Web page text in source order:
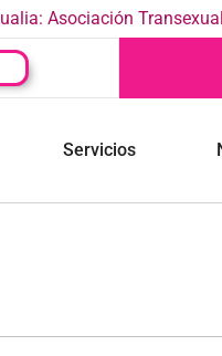
Asociación
Servicios